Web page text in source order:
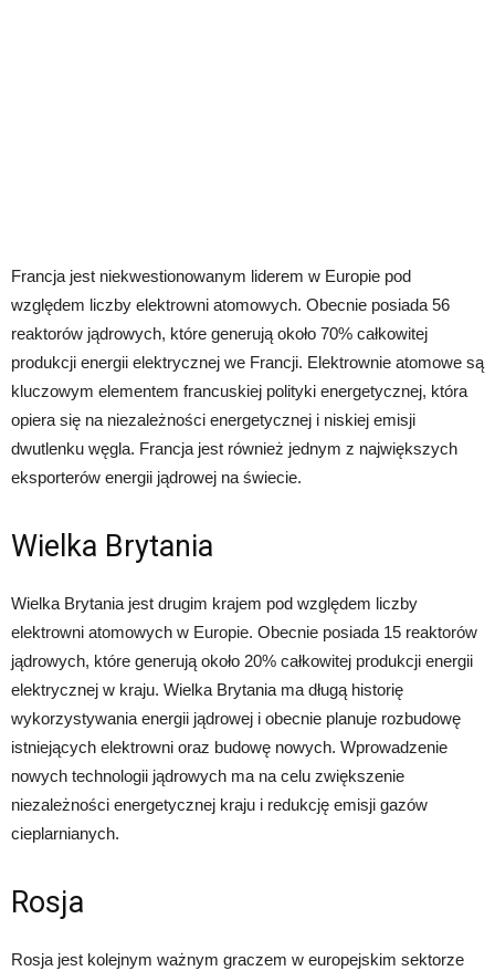
Francja jest niekwestionowanym liderem w Europie pod
względem liczby elektrowni atomowych. Obecnie posiada 56
reaktorów jądrowych, które generują około 70% całkowitej
produkcji energii elektrycznej we Francji. Elektrownie atomowe są
kluczowym elementem francuskiej polityki energetycznej, która
opiera się na niezależności energetycznej i niskiej emisji
dwutlenku węgla. Francja jest również jednym z największych
eksporterów energii jądrowej na świecie.
Wielka Brytania
Wielka Brytania jest drugim krajem pod względem liczby
elektrowni atomowych w Europie. Obecnie posiada 15 reaktorów
jądrowych, które generują około 20% całkowitej produkcji energii
elektrycznej w kraju. Wielka Brytania ma długą historię
wykorzystywania energii jądrowej i obecnie planuje rozbudowę
istniejących elektrowni oraz budowę nowych. Wprowadzenie
nowych technologii jądrowych ma na celu zwiększenie
niezależności energetycznej kraju i redukcję emisji gazów
cieplarnianych.
Rosja
Rosja jest kolejnym ważnym graczem w europejskim sektorze